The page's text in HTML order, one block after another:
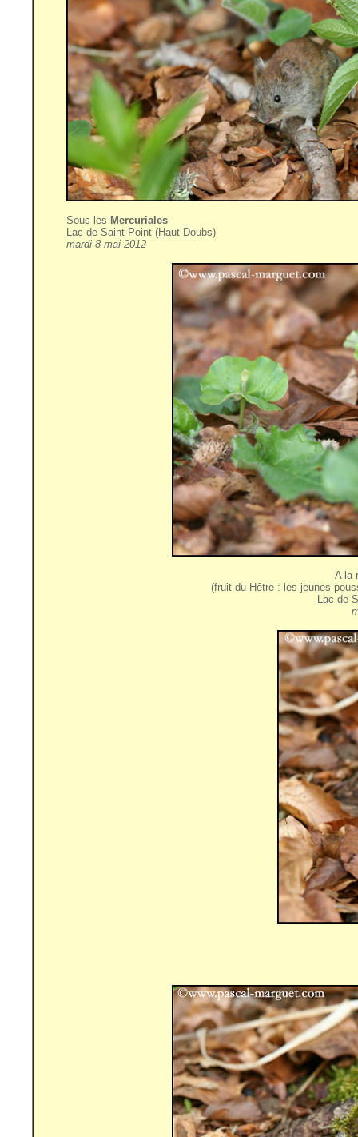
Sous les Mercuriales
Lac de Saint-Point (Haut-Doubs)
mardi 8 mai 2012
A la
(fruit du Hêtre : les jeunes
Lac de